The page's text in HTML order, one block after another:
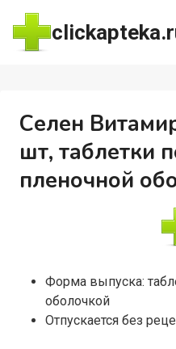
Перейти
содержимому
Селен
шт, таблетки
пленочной
Форма выпуска:
оболочкой
Отпускается без